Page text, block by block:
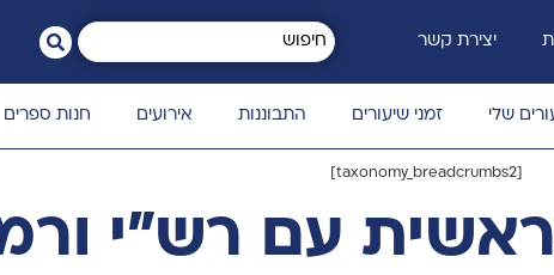
יצירת קשר
שלי זמני שיעורים התבוננות אירועים חנות ספרים
[taxonomy_breadcrumbs2]
עם רש"י